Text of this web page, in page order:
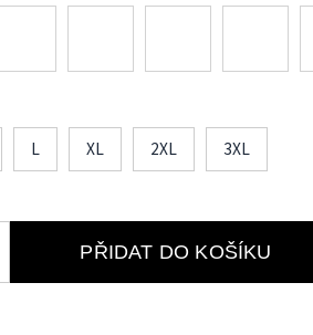
L XL 2XL 3XL
PŘIDAT DO KOŠÍKU